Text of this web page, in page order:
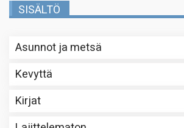
SISÄLTÖ
Asunnot ja metsä
Kevyttä
Kirjat